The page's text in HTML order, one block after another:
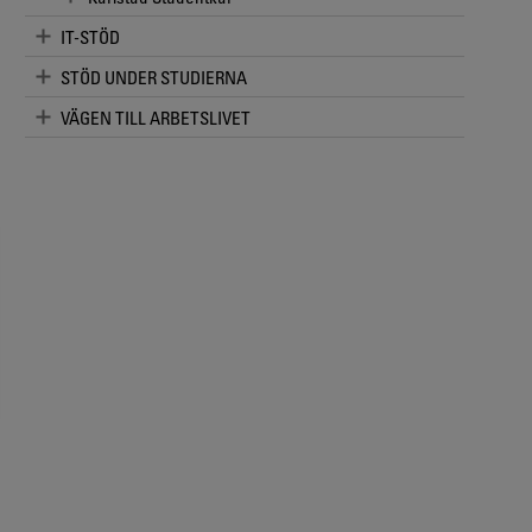
IT-STÖD
STÖD UNDER STUDIERNA
VÄGEN TILL ARBETSLIVET